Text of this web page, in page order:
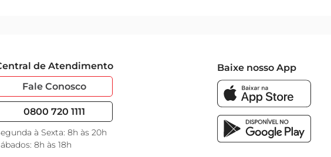
de Atendimento
Fale Conosco
0800 720 1111
à Sexta: 8h às 20h
8h às 18h
Baixe nosso App